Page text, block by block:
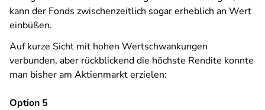
kann der Fonds zwischenzeitlich sogar erheblich an Wert
einbüßen.
Auf kurze Sicht mit hohen Wertschwankungen
verbunden, aber rückblickend die höchste Rendite konnte
man bisher am Aktienmarkt erzielen:
Option 5